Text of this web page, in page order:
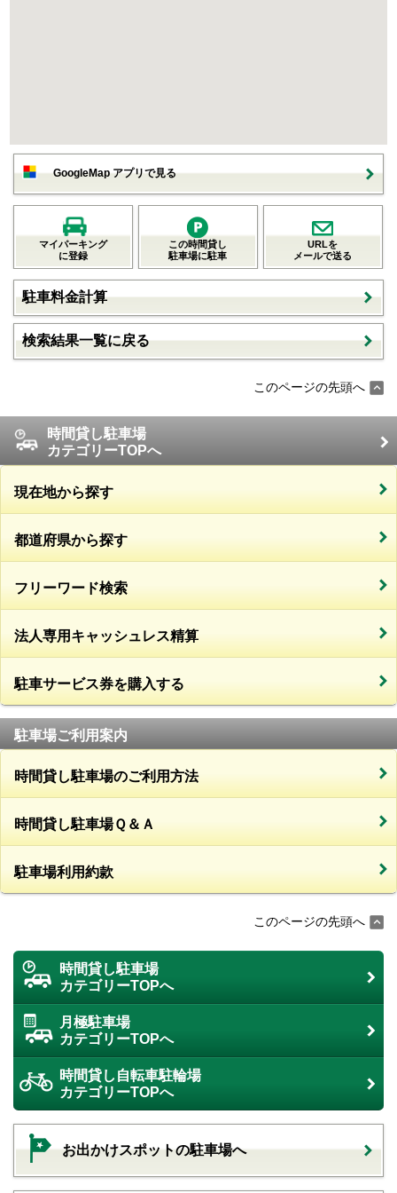
GoogleMap アプリで見る
マイパーキング
に登録
この時間貸し
駐車場に駐車
URLを
メールで送る
駐車料金計算
検索結果一覧に戻る
このページの先頭へ
時間貸し駐車場
カテゴリーTOPへ
現在地から探す
都道府県から探す
フリーワード検索
法人専用キャッシュレス精算
駐車サービス券を購入する
駐車場ご利用案内
時間貸し駐車場のご利用方法
時間貸し駐車場Ｑ＆Ａ
駐車場利用約款
このページの先頭へ
時間貸し駐車場
カテゴリーTOPへ
月極駐車場
カテゴリーTOPへ
時間貸し自転車駐輪場
カテゴリーTOPへ
お出かけスポットの駐車場へ